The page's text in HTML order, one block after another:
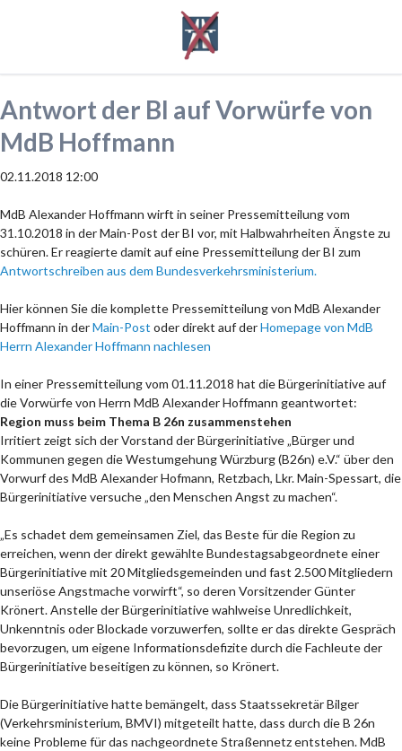
Antwort der BI auf Vorwürfe von
MdB Hoffmann
02.11.2018 12:00
MdB Alexander Hoffmann wirft in seiner Pressemitteilung vom
31.10.2018 in der Main-Post der BI vor, mit Halbwahrheiten Ängste zu
schüren. Er reagierte damit auf eine Pressemitteilung der BI zum
Antwortschreiben aus dem Bundesverkehrsministerium.
Hier können Sie die komplette Pressemitteilung von MdB Alexander
Hoffmann in derMain-Post oder direkt auf derHomepage von MdB
Herrn Alexander Hoffmann nachlesen
In einer Pressemitteilung vom 01.11.2018 hat die Bürgerinitiative auf
die Vorwürfe von Herrn MdB Alexander Hoffmann geantwortet:
Region muss beim Thema B 26n zusammenstehen
Irritiert zeigt sich der Vorstand der Bürgerinitiative „Bürger und
Kommunen gegen die Westumgehung Würzburg (B26n) e.V.“ über den
Vorwurf des MdB Alexander Hofmann, Retzbach, Lkr. Main-Spessart, die
Bürgerinitiative versuche „den Menschen Angst zu machen“.
„Es schadet dem gemeinsamen Ziel, das Beste für die Region zu
erreichen, wenn der direkt gewählte Bundestagsabgeordnete einer
Bürgerinitiative mit 20 Mitgliedsgemeinden und fast 2.500 Mitgliedern
unseriöse Angstmache vorwirft“, so deren Vorsitzender Günter
Krönert. Anstelle der Bürgerinitiative wahlweise Unredlichkeit,
Unkenntnis oder Blockade vorzuwerfen, sollte er das direkte Gespräch
bevorzugen, um eigene Informationsdefizite durch die Fachleute der
Bürgerinitiative beseitigen zu können, so Krönert.
Die Bürgerinitiative hatte bemängelt, dass Staatssekretär Bilger
(Verkehrsministerium, BMVI) mitgeteilt hatte, dass durch die B 26n
keine Probleme für das nachgeordnete Straßennetz entstehen. MdB